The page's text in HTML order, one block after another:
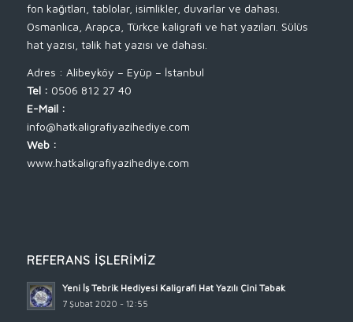
fon kağıtları, tablolar, isimlikler, duvarlar ve dahası.
Osmanlıca, Arapça, Türkçe kaligrafi ve hat yazıları. Sülüs
hat yazısı, talik hat yazısı ve dahası.
Adres : Alibeyköy – Eyüp – İstanbul
Tel : 0506 812 27 40
E-Mail :
info@hatkaligrafiyazihediye.com
Web :
www.hatkaligrafiyazihediye.com
REFERANS İŞLERIMIZ
Yeni İş Tebrik Hediyesi Kaligrafi Hat Yazılı Çini Tabak
7 Şubat 2020 - 12:55